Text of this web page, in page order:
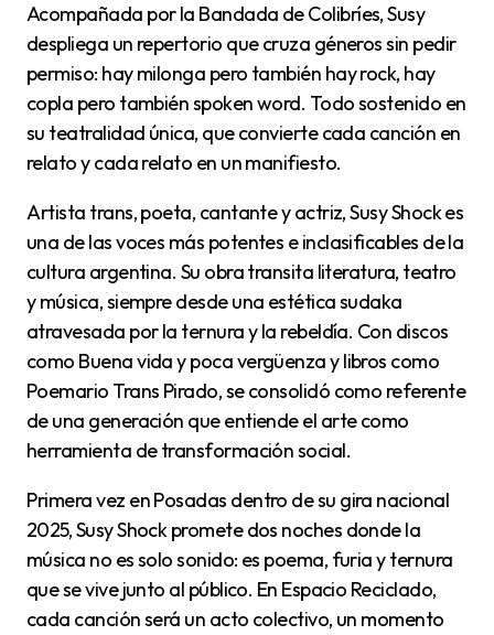
Acompañada por la Bandada de Colibríes, Susy
despliega un repertorio que cruza géneros sin pedir
permiso: hay milonga pero también hay rock, hay
copla pero también spoken word. Todo sostenido en
su teatralidad única, que convierte cada canción en
relato y cada relato en un manifiesto.
Artista trans, poeta, cantante y actriz, Susy Shock es
una de las voces más potentes e inclasificables de la
cultura argentina. Su obra transita literatura, teatro
y música, siempre desde una estética sudaka
atravesada por la ternura y la rebeldía. Con discos
como Buena vida y poca vergüenza y libros como
Poemario Trans Pirado, se consolidó como referente
de una generación que entiende el arte como
herramienta de transformación social.
Primera vez en Posadas dentro de su gira nacional
2025, Susy Shock promete dos noches donde la
música no es solo sonido: es poema, furia y ternura
que se vive junto al público. En Espacio Reciclado,
cada canción será un acto colectivo, un momento